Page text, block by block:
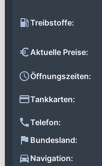
Treibstoffe:
Aktuelle Preise:
Öffnungszeiten:
Tankkarten:
Telefon:
Bundesland:
Navigation: